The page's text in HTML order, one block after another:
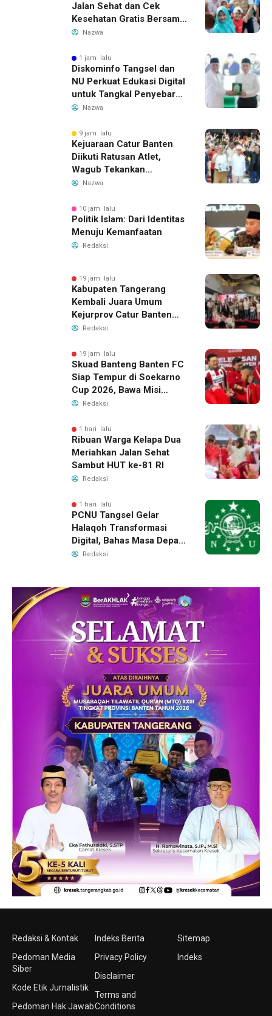
Jalan Sehat dan Cek
Kesehatan Gratis Bersama
Gubernur Banten
Nazwa
1 jam lalu
Diskominfo Tangsel dan
NU Perkuat Edukasi Digital
untuk Tangkal Penyebaran
Hoaks
Nazwa
9 jam lalu
Kejuaraan Catur Banten
Diikuti Ratusan Atlet,
Wagub Tekankan
Pembinaan Dini
Nazwa
10 jam lalu
Politik Islam: Dari Identitas
Menuju Kemanfaatan
Redaksi
19 jam lalu
Kabupaten Tangerang
Kembali Juara Umum
Kejurprov Catur Banten
2026, Raih 24 Medali
Redaksi
19 jam lalu
Skuad Banteng Banten FC
Siap Tempur di Soekarno
Cup 2026, Bawa Misi
Harumkan Nama Banten
Redaksi
1 hari lalu
Ribuan Warga Kelapa Dua
Meriahkan Jalan Sehat
Sambut HUT ke-81 RI
Redaksi
1 hari lalu
PCNU Tangsel Gelar
Halaqoh Transformasi
Digital, Bahas Masa Depan
NU di Era Disrupsi
Redaksi
Redaksi & Kontak
Pedoman Media
Siber
Kode Etik Jurnalistik
Pedoman Hak Jawab
Indeks Berita
Privacy Policy
Disclaimer
Terms and
Conditions
Sitemap
Indeks